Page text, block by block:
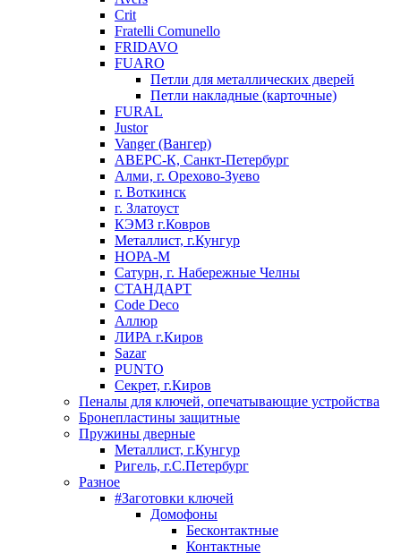
Crit
Fratelli Comunello
FRIDAVO
FUARO
Петли для металлических дверей
Петли накладные (карточные)
FURAL
Justor
Vanger (Вангер)
АВЕРС-К, Санкт-Петербург
Алми, г. Орехово-Зуево
г. Воткинск
г. Златоуст
КЭМЗ г.Ковров
Металлист, г.Кунгур
НОРА-М
Сатурн, г. Набережные Челны
СТАНДАРТ
Code Deco
Аллюр
ЛИРА г.Киров
Sazar
PUNTO
Секрет, г.Киров
Пеналы для ключей, опечатывающие устройства
Бронепластины защитные
Пружины дверные
Металлист, г.Кунгур
Ригель, г.С.Петербург
Разное
#Заготовки ключей
Домофоны
Бесконтактные
Контактные